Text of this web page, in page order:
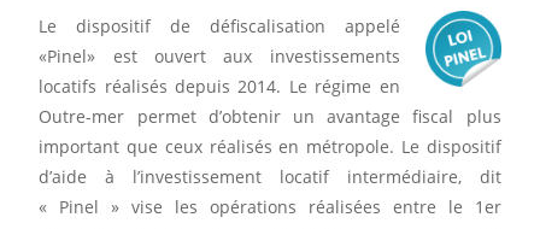
Le dispositif de défiscalisation appelé
«Pinel» est ouvert aux investissements
locatifs réalisés depuis 2014. Le régime en
Outre-mer permet d’obtenir un avantage fiscal plus
important que ceux réalisés en métropole. Le dispositif
d’aide à l’investissement locatif intermédiaire, dit
« Pinel » vise les opérations réalisées entre le 1er